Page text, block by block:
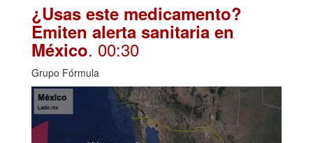
¿Usas este medicamento?
Emiten alerta sanitaria en
México. 00:30
Grupo Fórmula